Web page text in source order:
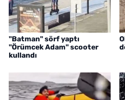
"Batman" sörf yaptı
"Örümcek Adam" scooter
kullandı